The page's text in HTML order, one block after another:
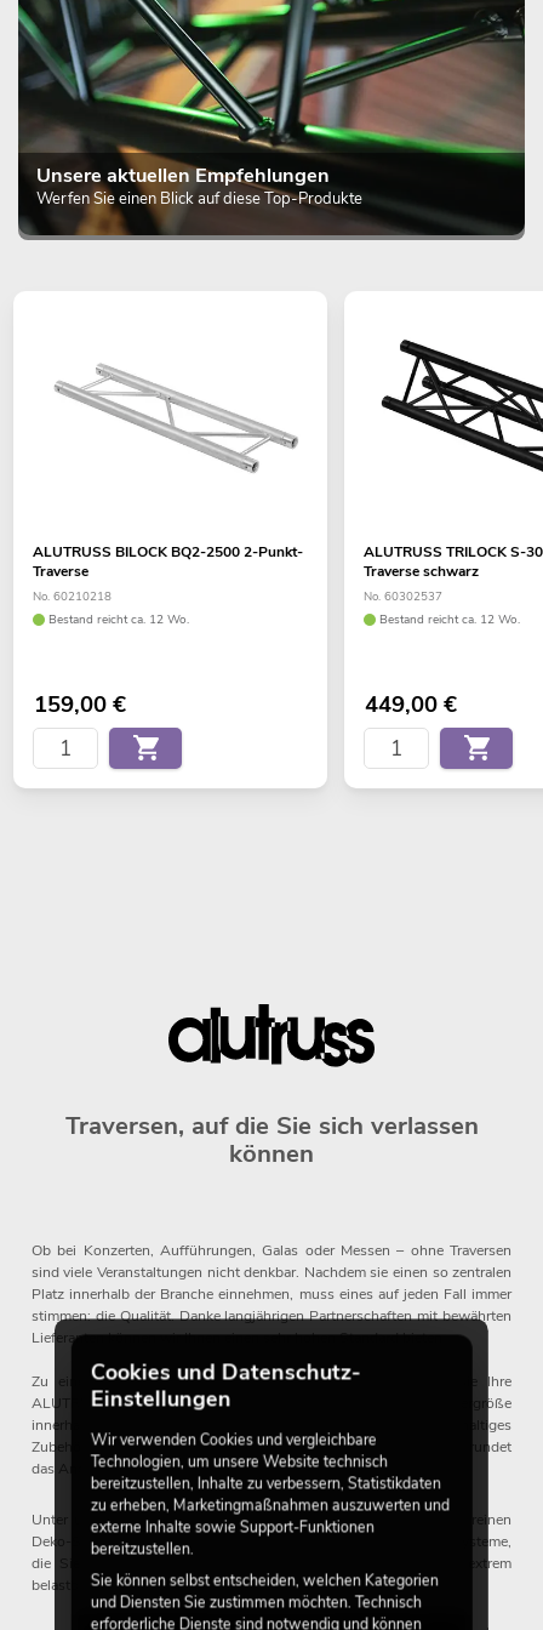
Unsere aktuellen Empfehlungen
Werfen Sie einen Blick auf diese Top-Produkte
ALUTRUSS BILOCK BQ2-2500 2-Punkt-
Traverse
No. 60210218
Bestand reicht ca. 12 Wo.
159,00€
ALUTRUSS TRILOCK S-
Traverse schwarz
No. 60302537
Bestand reicht ca. 12 Wo.
449,00€
Traversen, auf die Sie sich verlassen
können
Ob bei Konzerten, Aufführungen, Galas oder Messen – ohne Traversen
sind viele Veranstaltungen nicht denkbar. Nachdem sie einen so zentralen
Platz innerhalb der Branche einnehmen, muss eines auf jeden Fall immer
stimmen: die Qualität. Danke langjährigen Partnerschaften mit bewährten
Lieferanten können wir Ihnen einen sehr hohen Standard bieten.
Zu einem solchen Standard gehört auch der Service, dass Sie Ihre
ALUTRUSS-Systeme in jedweder Farbe (RAL) und Sondergröße
innerhalb von kürzester Zeit geliefert bekommen. Ein reichhaltiges
Zubehör mit Haken, Klammern, Cases, Transportwagen, Lifte etc. rundet
das Angebot ab.
Unter unseren Traversen finden Sie alles, was Sie brauchen: von reinen
Deko-Systemen (DECOTRUSS und DECOLOCK) über Traversensysteme,
die Sie auch mobil verwenden können, bis hin zu schweren, extrem
belastbaren Systemen für permanente Installationen.
Cookies und Datenschutz-
Einstellungen
Wir verwenden Cookies und vergleichbare
Technologien, um unsere Website technisch
bereitzustellen, Inhalte zu verbessern, Statistikdaten
zu erheben, Marketingmaßnahmen auszuwerten und
externe Inhalte sowie Support-Funktionen
bereitzustellen.
Sie können selbst entscheiden, welchen Kategorien
und Diensten Sie zustimmen möchten. Technisch
erforderliche Dienste sind notwendig und können